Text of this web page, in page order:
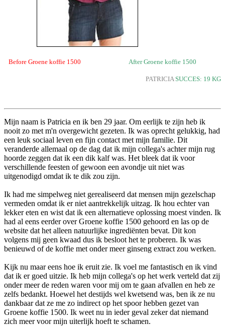
Before Groene koffie 1500 After Groene koffie 1500
PATRICIA SUCCES: 19 KG
Mijn naam is Patricia en ik ben 29 jaar. Om eerlijk te zijn heb ik
nooit zo met m'n overgewicht gezeten. Ik was oprecht gelukkig, had
een leuk sociaal leven en fijn contact met mijn familie. Dit
veranderde allemaal op de dag dat ik mijn collega's achter mijn rug
hoorde zeggen dat ik een dik kalf was. Het bleek dat ik voor
verschillende feesten of gewoon een avondje uit niet was
uitgenodigd omdat ik te dik zou zijn.
Ik had me simpelweg niet gerealiseerd dat mensen mijn gezelschap
vermeden omdat ik er niet aantrekkelijk uitzag. Ik hou echter van
lekker eten en wist dat ik een alternatieve oplossing moest vinden. Ik
had al eens eerder over Groene koffie 1500 gehoord en las op de
website dat het alleen natuurlijke ingrediënten bevat. Dit kon
volgens mij geen kwaad dus ik besloot het te proberen. Ik was
benieuwd of de koffie met onder meer ginseng extract zou werken.
Kijk nu maar eens hoe ik eruit zie. Ik voel me fantastisch en ik vind
dat ik er goed uitzie. Ik heb mijn collega's op het werk verteld dat zij
onder meer de reden waren voor mij om te gaan afvallen en heb ze
zelfs bedankt. Hoewel het destijds wel kwetsend was, ben ik ze nu
dankbaar dat ze me zo indirect op het spoor hebben gezet van
Groene koffie 1500. Ik weet nu in ieder geval zeker dat niemand
zich meer voor mijn uiterlijk hoeft te schamen.